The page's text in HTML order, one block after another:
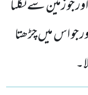
جو زمین سے نکلتا
اس میں چڑھتا